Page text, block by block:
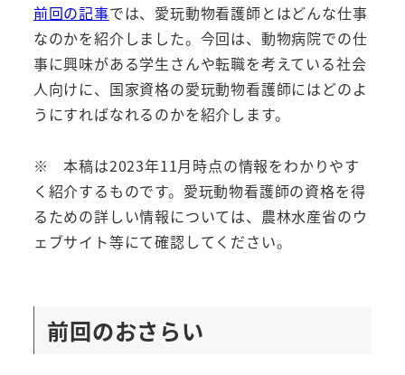
前回の記事では、愛玩動物看護師とはどんな仕事
なのかを紹介しました。今回は、動物病院での仕
事に興味がある学生さんや転職を考えている社会
人向けに、国家資格の愛玩動物看護師にはどのよ
うにすればなれるのかを紹介します。
※ 本稿は2023年11月時点の情報をわかりやす
く紹介するものです。愛玩動物看護師の資格を得
るための詳しい情報については、農林水産省のウ
ェブサイト等にて確認してください。
前回のおさらい